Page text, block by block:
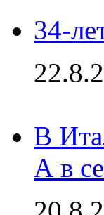
34-
В
А в